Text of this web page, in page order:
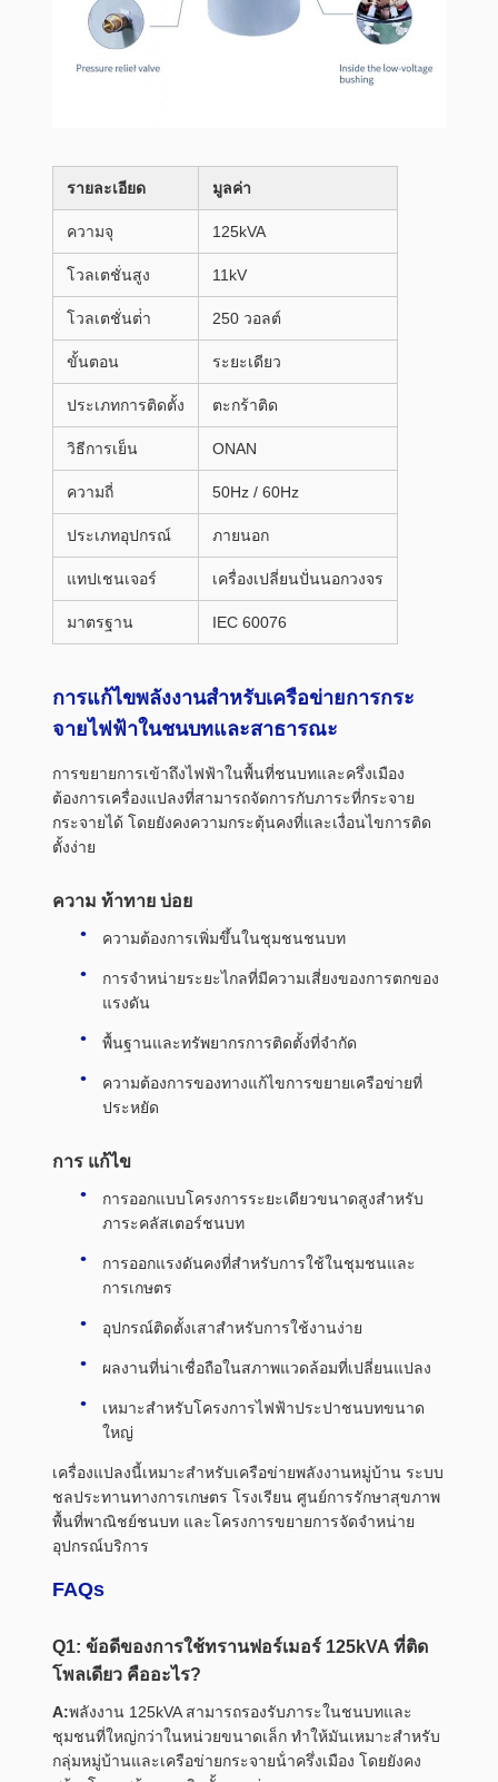
รายละเอียด มูลค่า
ความจุ 125kVA
โวลเตชั่นสูง 11kV
โวลเตชั่นต่ํา 250 วอลต์
ขั้นตอน ระยะเดียว
ประเภทการติดตั้ง ตะกร้าติด
วิธีการเย็น ONAN
ความถี่ 50Hz / 60Hz
ประเภทอุปกรณ์ ภายนอก
แทปเชนเจอร์ เครื่องเปลี่ยนปั่นนอกวงจร
มาตรฐาน IEC 60076
การแก้ไขพลังงานสําหรับเครือข่ายการกระ
จายไฟฟ้าในชนบทและสาธารณะ
การขยายการเข้าถึงไฟฟ้าในพื้นที่ชนบทและครึ่งเมือง
ต้องการเครื่องแปลงที่สามารถจัดการกับภาระที่กระจาย
กระจายได้ โดยยังคงความกระตุ้นคงที่และเงื่อนไขการติด
ตั้งง่าย
ความ ท้าทาย บ่อย
ความต้องการเพิ่มขึ้นในชุมชนชนบท
การจําหน่ายระยะไกลที่มีความเสี่ยงของการตกของ
แรงดัน
พื้นฐานและทรัพยากรการติดตั้งที่จํากัด
ความต้องการของทางแก้ไขการขยายเครือข่ายที่
ประหยัด
การ แก้ไข
การออกแบบโครงการระยะเดียวขนาดสูงสําหรับ
ภาระคลัสเตอร์ชนบท
การออกแรงดันคงที่สําหรับการใช้ในชุมชนและ
การเกษตร
อุปกรณ์ติดตั้งเสาสําหรับการใช้งานง่าย
ผลงานที่น่าเชื่อถือในสภาพแวดล้อมที่เปลี่ยนแปลง
เหมาะสําหรับโครงการไฟฟ้าประปาชนบทขนาด
ใหญ่
เครื่องแปลงนี้เหมาะสําหรับเครือข่ายพลังงานหมู่บ้าน ระบบ
ชลประทานทางการเกษตร โรงเรียน ศูนย์การรักษาสุขภาพ
พื้นที่พาณิชย์ชนบท และโครงการขยายการจัดจําหน่าย
อุปกรณ์บริการ
FAQs
Q1: ข้อดีของการใช้ทรานฟอร์เมอร์ 125kVA ที่ติด
โพลเดียว คืออะไร?
A:พลังงาน 125kVA สามารถรองรับภาระในชนบทและ
ชุมชนที่ใหญ่กว่าในหน่วยขนาดเล็ก ทําให้มันเหมาะสําหรับ
กลุ่มหมู่บ้านและเครือข่ายกระจายน้ําครึ่งเมือง โดยยังคง